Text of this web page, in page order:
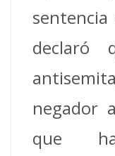
sentencia
declaró
negador
que